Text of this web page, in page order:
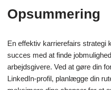
Opsummering
En effektiv karrierefairs strategi
succes med at finde
arbejdsgivere. Ved at gøre din
LinkedIn-profil, planlægge din